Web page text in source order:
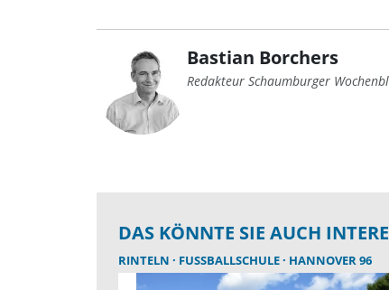
Bastian Borchers
Redakteur Schaumburger
DAS KÖNNTE SIE AUCH
RINTELN FUSSBALLSCHULE HANNOVER 96